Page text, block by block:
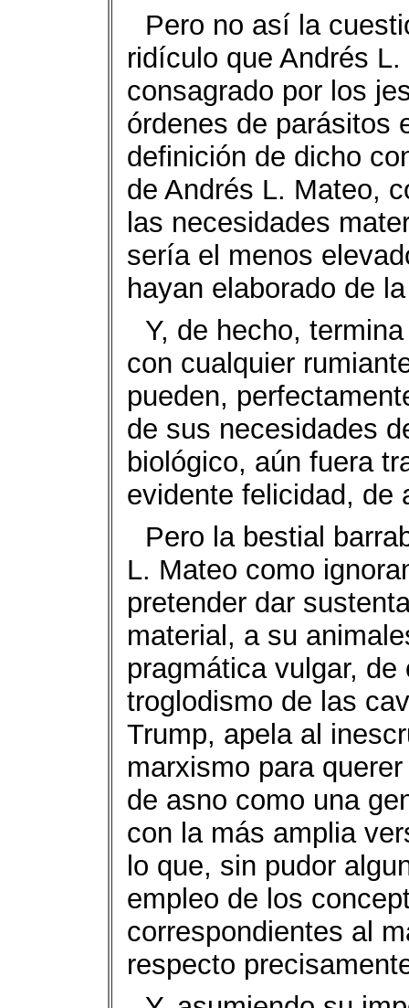
Pero no así la
ridículo que Andrés
consagrado por los
órdenes de parásitos
definición de dicho
de Andrés L. Mateo,
las necesidades
sería el menos
hayan elaborado de
Y, de hecho,
con cualquier
pueden,
de sus necesidades
biológico, aún fuera
evidente felicidad, de
Pero la bestial
L. Mateo como
pretender dar
material, a su
pragmática vulgar,
troglodismo de las
Trump, apela al
marxismo para
de asno como una
con la más amplia
lo que, sin pudor
empleo de los
correspondientes al
respecto